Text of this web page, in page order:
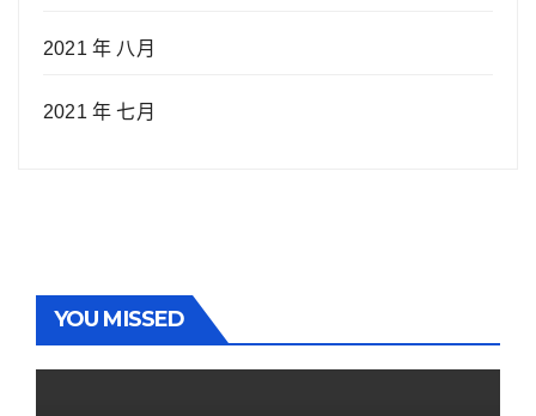
2021 年 八月
2021 年 七月
YOU MISSED